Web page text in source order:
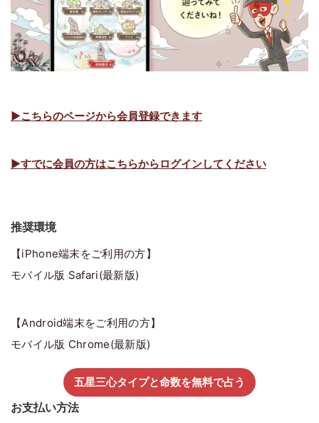
五星三心タイプと命数を無料で占う
▶こちらのページから会員登録できます
▶すでに会員の方はこちらからログインしてください
推奨環境
【iPhone端末をご利用の方】
モバイル版 Safari(最新版)
【Android端末をご利用の方】
モバイル版 Chrome(最新版)
お支払い方法